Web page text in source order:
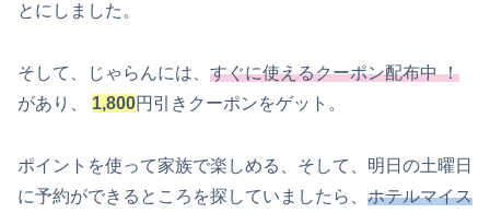
とにしました。
そして、じゃらんには、 すぐに使えるクーポン配布中 ！
があり、 1,800円引きクーポンをゲット。
ポイントを使って家族で楽しめる、そして、明日の土曜日
に予約ができるところを探していましたら、 ホテルマイス